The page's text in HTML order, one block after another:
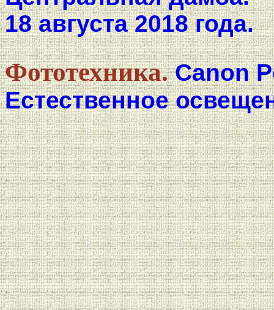
18 августа 2018 года.
Фототехника.Canon
Естественное